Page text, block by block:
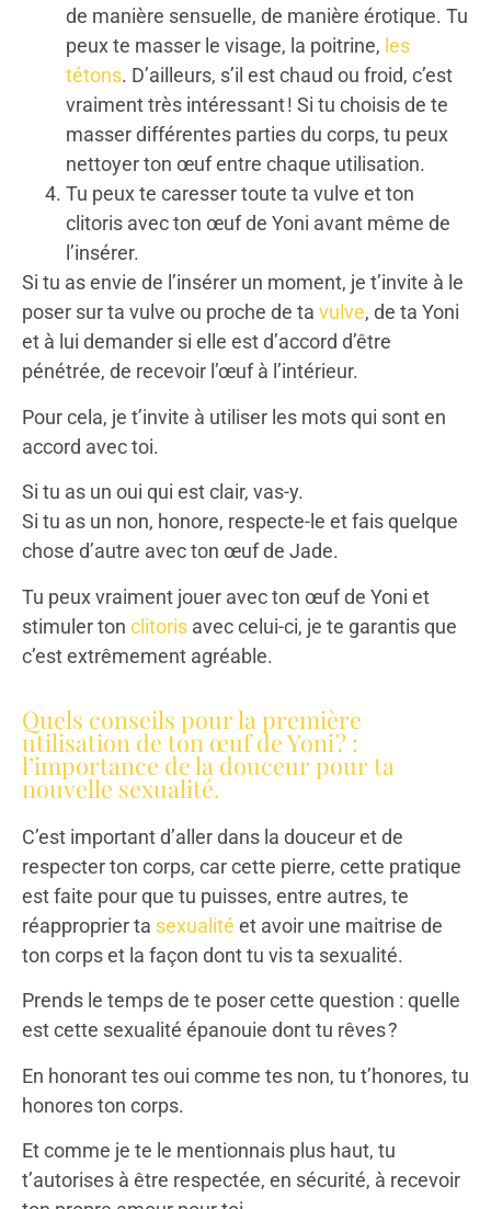
de manière sensuelle, de manière érotique. Tu
peux te masser le visage, la poitrine, les
tétons. D’ailleurs, s’il est chaud ou froid, c’est
vraiment très intéressant ! Si tu choisis de te
masser différentes parties du corps, tu peux
nettoyer ton œuf entre chaque utilisation.
Tu peux te caresser toute ta vulve et ton
clitoris avec ton œuf de Yoni avant même de
l’insérer.
Si tu as envie de l’insérer un moment, je t’invite à le
poser sur ta vulve ou proche de ta vulve, de ta Yoni
et à lui demander si elle est d’accord d’être
pénétrée, de recevoir l’œuf à l’intérieur.
Pour cela, je t’invite à utiliser les mots qui sont en
accord avec toi.
Si tu as un oui qui est clair, vas-y.
Si tu as un non, honore, respecte-le et fais quelque
chose d’autre avec ton œuf de Jade.
Tu peux vraiment jouer avec ton œuf de Yoni et
stimuler ton clitoris avec celui-ci, je te garantis que
c’est extrêmement agréable.
Quels conseils pour la première
utilisation de ton œuf de Yoni ? :
l’importance de la douceur pour ta
nouvelle sexualité.
C’est important d’aller dans la douceur et de
respecter ton corps, car cette pierre, cette pratique
est faite pour que tu puisses, entre autres, te
réapproprier ta sexualité et avoir une maitrise de
ton corps et la façon dont tu vis ta sexualité.
Prends le temps de te poser cette question : quelle
est cette sexualité épanouie dont tu rêves ?
En honorant tes oui comme tes non, tu t’honores, tu
honores ton corps.
Et comme je te le mentionnais plus haut, tu
t’autorises à être respectée, en sécurité, à recevoir